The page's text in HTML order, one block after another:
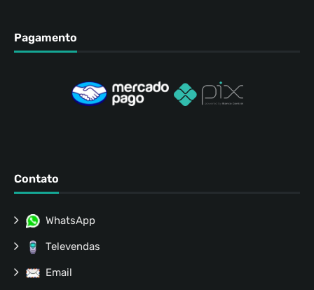
Pagamento
Contato
WhatsApp
Televendas
Email